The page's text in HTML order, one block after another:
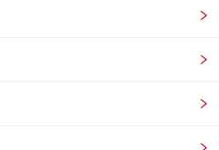
ている「NCネットワーク」の
で、これはすごい数です。
員であれば無料で使えますの
損です。